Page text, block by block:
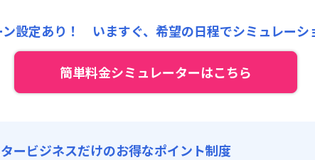
24,000円/月 (800円/日)
数料 : 5,000円/回 (税抜)
15,000円/回 (税抜)
24,000円/月 (800円/日)
設定あり！ いますぐ、 希望の日程でシミュレーシ
簡単料金シミュレーターはこちら
ービジネスだけのお得なポイント制度